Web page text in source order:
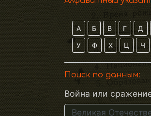
А Б В Г Д
У Ф Х Ц Ч
Поиск по данным:
Война или